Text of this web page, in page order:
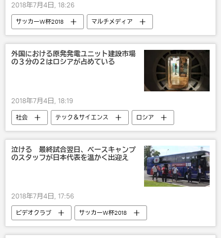
2018年7月4日, 18:26
サッカーW杯2018
マルチメディア
インフォグラフィック
２０１８年の話題を総括
2018年のロシアW杯
サッカー
外国における原発発電ユニット建設市場
の３分の２はロシアが占めている
2018年7月4日, 18:19
社会 テック＆サイエンス
ロシア
国際
原発
泣ける 最終試合翌日、ベースキャンプ
のスタッフが日本代表を温かく出迎え
2018年7月4日, 17:56
ビデオクラブ
サッカーW杯2018
国内
2018年のロシアW杯
サッカー